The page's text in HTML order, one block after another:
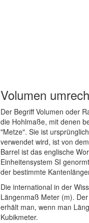
Volumen
Der Begriff Volumen oder
die Hohlmaße, mit denen
"Metze". Sie ist
verwendet wird, ist von
Barrel ist das englische
Einheitensystem SI
der bestimmte
Die international in der
Längenmaß Meter (m).
erhält man, wenn man
Kubikmeter.